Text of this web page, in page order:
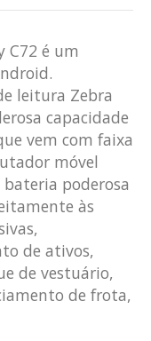
C72 é um
leitura Zebra
capacidade
vem com faixa
móvel
bateria poderosa
às
de ativos,
de vestuário,
de frota,